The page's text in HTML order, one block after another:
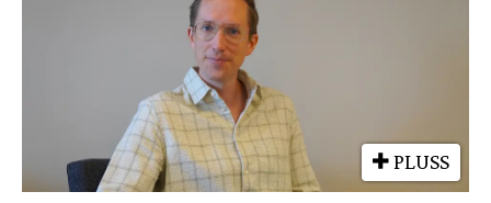
PLUSS